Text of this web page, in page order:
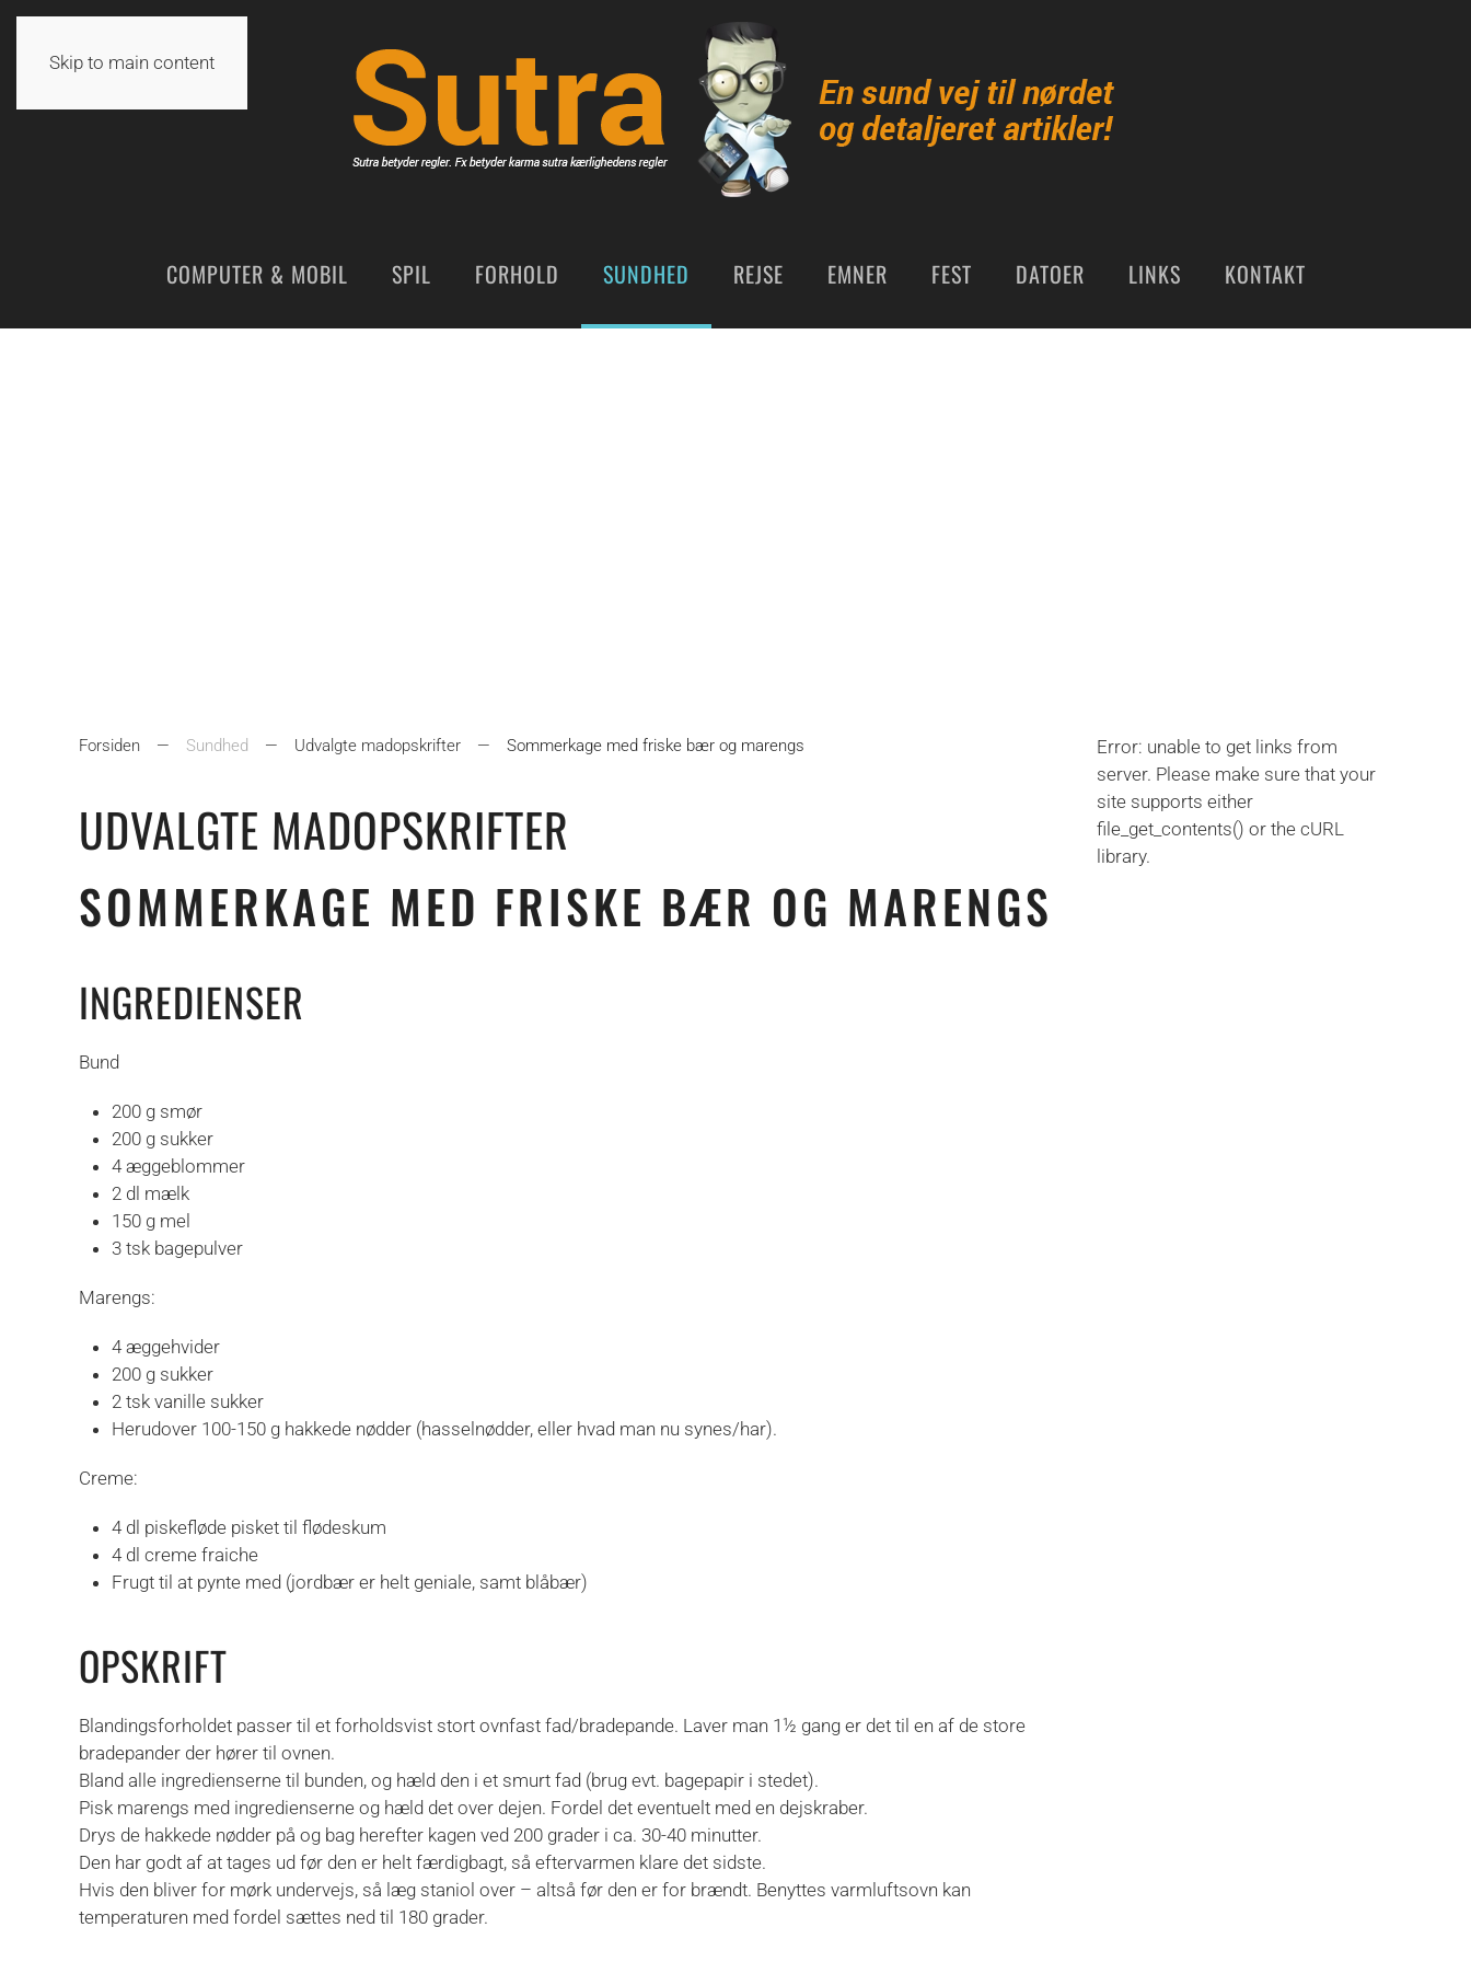
Skip to main content
COMPUTER & MOBIL SPIL FORHOLD SUNDHED REJSE EMNER FEST DATOER LINKS KONTAKT
Forsiden Sundhed Udvalgte madopskrifter Sommerkage med friske bær og marengs
UDVALGTE MADOPSKRIFTER
SOMMERKAGE MED FRISKE BÆR OG MARENGS
INGREDIENSER
Bund
200 g smør
200 g sukker
4 æggeblommer
2 dl mælk
150 g mel
3 tsk bagepulver
Marengs:
4 æggehvider
200 g sukker
2 tsk vanille sukker
Herudover 100-150 g hakkede nødder (hasselnødder, eller hvad man nu synes/har).
Creme:
4 dl piskefløde pisket til flødeskum
4 dl creme fraiche
Frugt til at pynte med (jordbær er helt geniale, samt blåbær)
OPSKRIFT
Blandingsforholdet passer til et forholdsvist stort ovnfast fad/bradepande. Laver man 1½ gang er det til en af de store
bradepander der hører til ovnen.
Bland alle ingredienserne til bunden, og hæld den i et smurt fad (brug evt. bagepapir i stedet).
Pisk marengs med ingredienserne og hæld det over dejen. Fordel det eventuelt med en dejskraber.
Drys de hakkede nødder på og bag herefter kagen ved 200 grader i ca. 30-40 minutter.
Den har godt af at tages ud før den er helt færdigbagt, så eftervarmen klare det sidste.
Hvis den bliver for mørk undervejs, så læg staniol over – altså før den er for brændt. Benyttes varmluftsovn kan
temperaturen med fordel sættes ned til 180 grader.
Error: unable to get links from
server. Please make sure that your
site supports either
file_get_contents() or the cURL
library.